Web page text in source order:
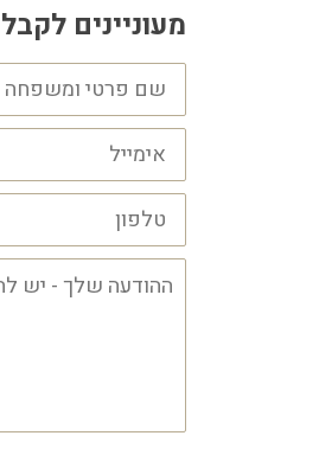
מעוניינים
שם
פרטי
ושם
משפחה
אימייל
טלפון
ההודעה
שלך
ההצגה